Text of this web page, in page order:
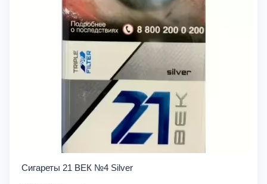
Сигареты 21 ВЕК №4 Silver